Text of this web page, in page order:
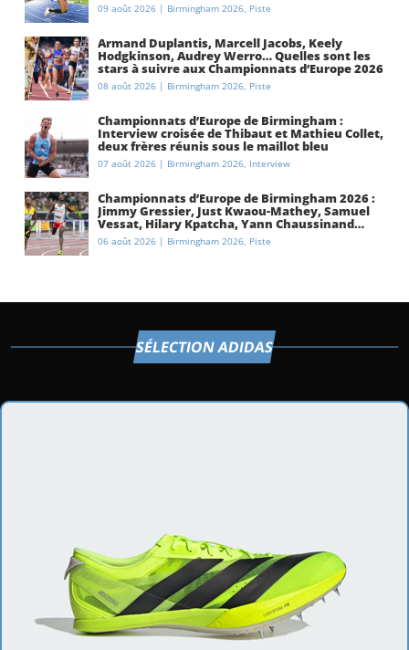
09 août 2026 | Birmingham 2026, Piste
Armand Duplantis, Marcell Jacobs, Keely
Hodgkinson, Audrey Werro… Quelles sont les
stars à suivre aux Championnats d’Europe 2026
à Birmingham ?
08 août 2026 | Birmingham 2026, Piste
Championnats d’Europe de Birmingham :
Interview croisée de Thibaut et Mathieu Collet,
deux frères réunis sous le maillot bleu
07 août 2026 | Birmingham 2026, Interview
Championnats d’Europe de Birmingham 2026 :
Jimmy Gressier, Just Kwaou-Mathey, Samuel
Vessat, Hilary Kpatcha, Yann Chaussinand…
Présentation de l’équipe de France
d’athlétisme
06 août 2026 | Birmingham 2026, Piste
SÉLECTION ADIDAS